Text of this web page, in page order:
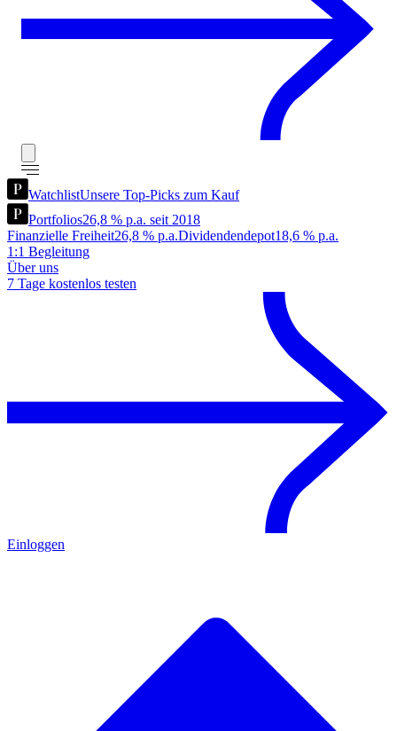
WatchlistUnsere Top-Picks zum Kauf
Portfolios26,8 % p.a. seit 2018
Finanzielle Freiheit26,8 % p.a.Dividendendepot18,6 % p.a.
1:1 Begleitung
Über uns
7 Tage kostenlos testen
Einloggen